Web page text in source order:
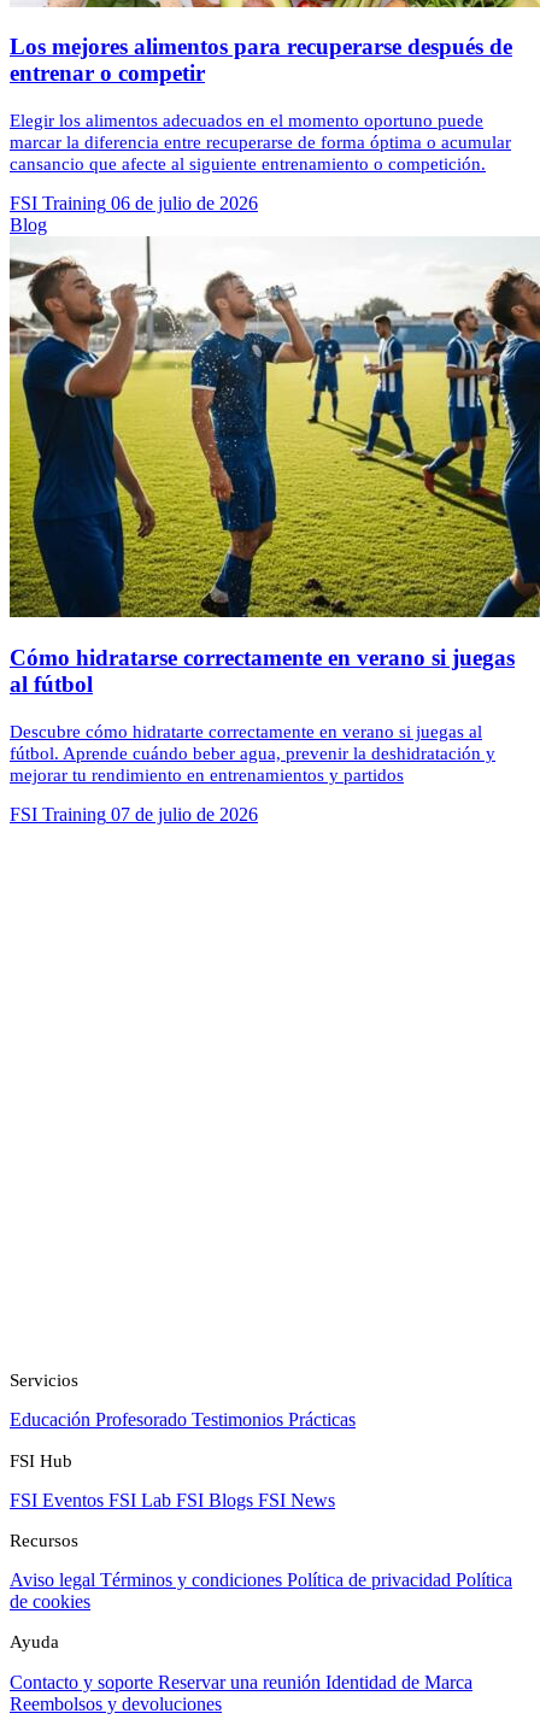
Los mejores alimentos para recuperarse después de
entrenar o competir
Elegir los alimentos adecuados en el momento oportuno puede
marcar la diferencia entre recuperarse de forma óptima o acumular
cansancio que afecte al siguiente entrenamiento o competición.
FSI Training 06 de julio de 2026
Blog
Cómo hidratarse correctamente en verano si juegas
al fútbol
Descubre cómo hidratarte correctamente en verano si juegas al
fútbol. Aprende cuándo beber agua, prevenir la deshidratación y
mejorar tu rendimiento en entrenamientos y partidos
FSI Training 07 de julio de 2026
Servicios
Educación Profesorado Testimonios Prácticas
FSI Hub
FSI Eventos FSI Lab FSI Blogs FSI News
Recursos
Aviso legal Términos y condiciones Política de privacidad Política
de cookies
Ayuda
Contacto y soporte Reservar una reunión Identidad de Marca
Reembolsos y devoluciones